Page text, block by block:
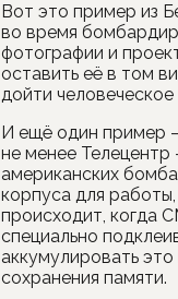
Вот это пример из
во время
фотографии и
оставить её в том
дойти
И ещё один пример
не менее Телецентр
американских
корпуса для
происходит, когда
специально
аккумулировать
сохранения памяти.